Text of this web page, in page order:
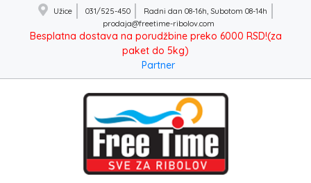
Užice 031/525-450
Radni dan 08-16h, Subotom 08-14h
prodaja@freetime-ribolov.com
Besplatna dostava na porudžbine preko 6000 RSD!(za
paket do 5kg)
Partner